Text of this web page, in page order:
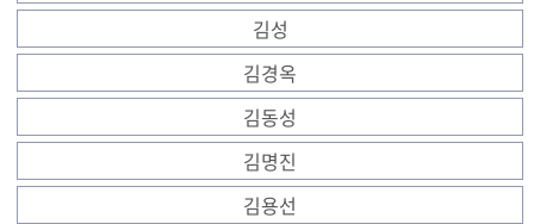
김성
김경옥
김동성
김명진
김용선